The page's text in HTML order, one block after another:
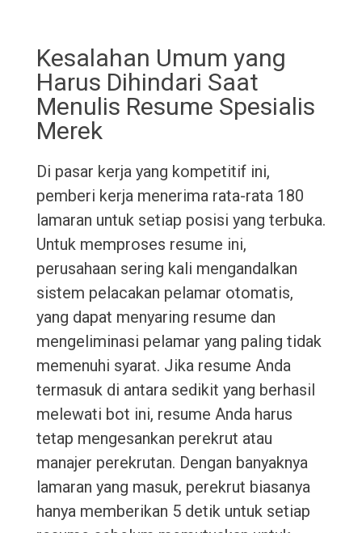
Kesalahan Umum yang
Harus Dihindari Saat
Menulis Resume Spesialis
Merek
Di pasar kerja yang kompetitif ini,
pemberi kerja menerima rata-rata 180
lamaran untuk setiap posisi yang terbuka.
Untuk memproses resume ini,
perusahaan sering kali mengandalkan
sistem pelacakan pelamar otomatis,
yang dapat menyaring resume dan
mengeliminasi pelamar yang paling tidak
memenuhi syarat. Jika resume Anda
termasuk di antara sedikit yang berhasil
melewati bot ini, resume Anda harus
tetap mengesankan perekrut atau
manajer perekrutan. Dengan banyaknya
lamaran yang masuk, perekrut biasanya
hanya memberikan 5 detik untuk setiap